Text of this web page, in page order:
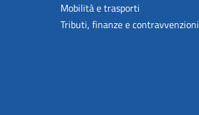
Mobilità e trasporti
Tributi, finanze e contravvenzioni